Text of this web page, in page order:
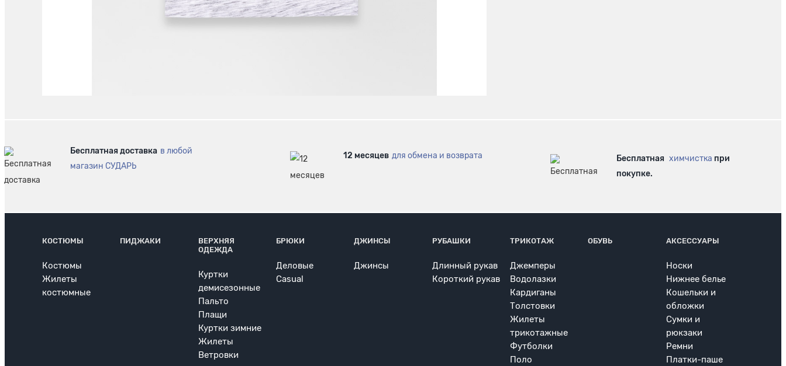
Бесплатная доставка в любой
магазин СУДАРЬ
12 месяцев для обмена и возврата Бесплатная химчистка при
покупке.
КОСТЮМЫ
Костюмы
Жилеты
костюмные
ПИДЖАКИ
ВЕРХНЯЯ
ОДЕЖДА
Куртки
демисезонные
Пальто
Плащи
Куртки зимние
Жилеты
Ветровки
БРЮКИ
Деловые
Casual
ДЖИНСЫ
Джинсы
РУБАШКИ
Длинный рукав
Короткий рукав
ТРИКОТАЖ
Джемперы
Водолазки
Кардиганы
Толстовки
Жилеты
трикотажные
Футболки
Поло
ОБУВЬ АКСЕССУАРЫ
Носки
Нижнее белье
Кошельки и
обложки
Сумки и
рюкзаки
Ремни
Платки-паше